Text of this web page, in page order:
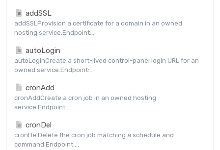
addSSL
addSSLProvision a certificate for a domain in an owned
hosting service.Endpoint:...
autoLogin
autoLoginCreate a short-lived control-panel login URL for an
owned service.Endpoint:...
cronAdd
cronAddCreate a cron job in an owned hosting
service.Endpoint:...
cronDel
cronDelDelete the cron job matching a schedule and
command.Endpoint:...